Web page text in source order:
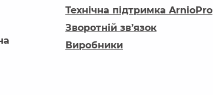
Технічна підтримка ArnioPro
Зворотній зв’язок
Виробники